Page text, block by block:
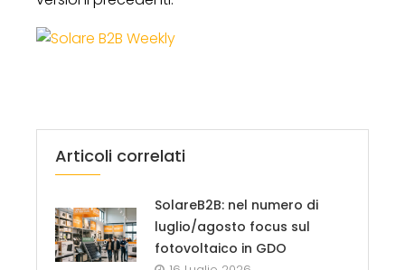
Articoli correlati
SolareB2B: nel numero di
luglio/agosto focus sul
fotovoltaico in GDO